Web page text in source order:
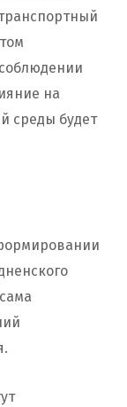
на
среды будет